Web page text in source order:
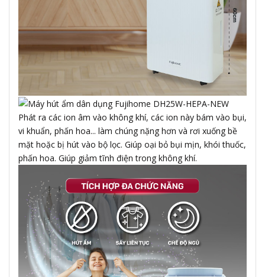
Phát ra các ion âm vào không khí, các ion này bám vào bụi,
vi khuẩn, phấn hoa... làm chúng nặng hơn và rơi xuống bề
mặt hoặc bị hút vào bộ lọc. Giúp oại bỏ bụi mịn, khói thuốc,
phấn hoa. Giúp giảm tĩnh điện trong không khí.